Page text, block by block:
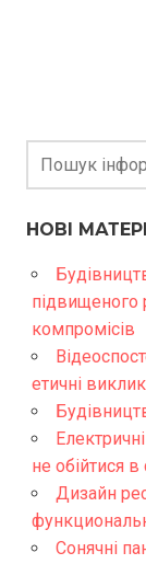
НОВІ
підвищеного
компромісів
етичні
не обійтися в
Дизайн
Сонячні